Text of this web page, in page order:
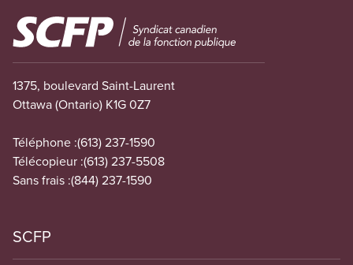
Image
1375, boulevard Saint-Laurent
Ottawa (Ontario) K1G 0Z7
Téléphone :(613) 237-1590
Télécopieur :(613) 237-5508
Sans frais :(844) 237-1590
SCFP